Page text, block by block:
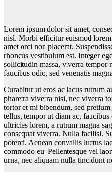
Lorem ipsum dolor sit amet,
nisl. Morbi efficitur euismod
amet orci non placerat.
rhoncus vestibulum est. Integer
sollicitudin massa, viverra tempor
faucibus odio, sed venenatis
Curabitur ut eros ac lacus rutrum
pharetra viverra nisi, nec viverra
tortor et mi bibendum, sed
tellus, tempor ut diam ac, faucibus
ultricies lorem, a rutrum magna
consequat viverra. Nulla facilisi.
potenti. Aenean convallis luctus
commodo eu. Pellentesque vel
urna, nec aliquam nulla tincidunt